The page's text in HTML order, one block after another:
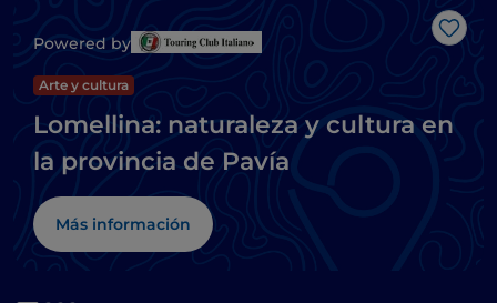
Me
Powered by
Arte y cultura
Lomellina: naturaleza y cultura en
la provincia de Pavía
Más información